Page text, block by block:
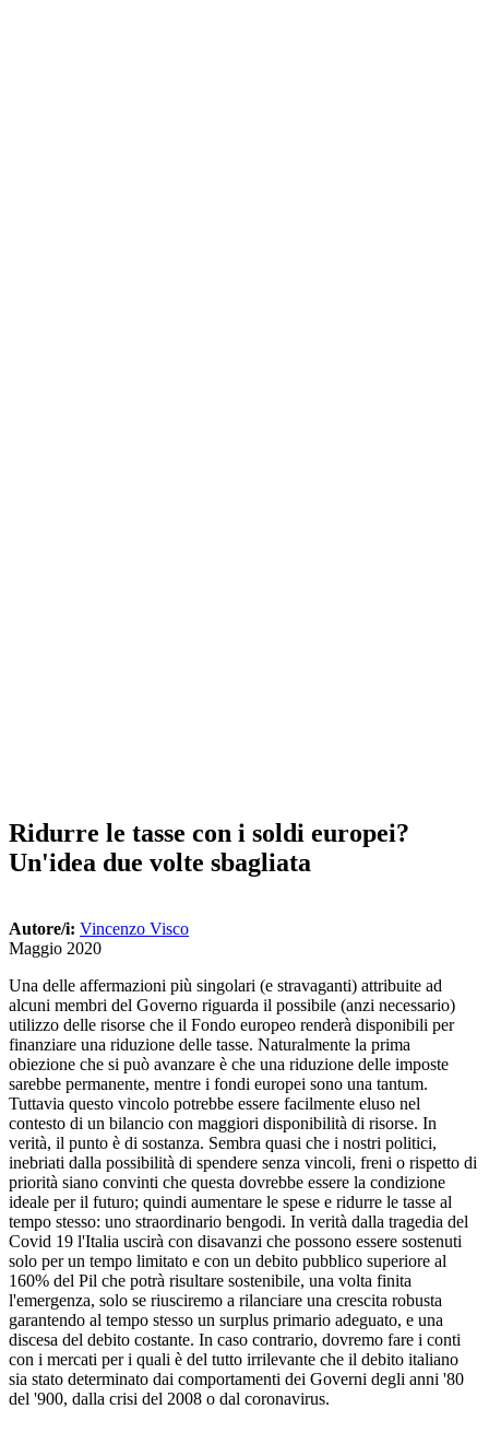
Ridurre le tasse con i soldi europei?
Un'idea due volte sbagliata
Autore/i: Vincenzo Visco
Maggio 2020
Una delle affermazioni più singolari (e stravaganti) attribuite ad
alcuni membri del Governo riguarda il possibile (anzi necessario)
utilizzo delle risorse che il Fondo europeo renderà disponibili per
finanziare una riduzione delle tasse. Naturalmente la prima
obiezione che si può avanzare è che una riduzione delle imposte
sarebbe permanente, mentre i fondi europei sono una tantum.
Tuttavia questo vincolo potrebbe essere facilmente eluso nel
contesto di un bilancio con maggiori disponibilità di risorse. In
verità, il punto è di sostanza. Sembra quasi che i nostri politici,
inebriati dalla possibilità di spendere senza vincoli, freni o rispetto di
priorità siano convinti che questa dovrebbe essere la condizione
ideale per il futuro; quindi aumentare le spese e ridurre le tasse al
tempo stesso: uno straordinario bengodi. In verità dalla tragedia del
Covid 19 l'Italia uscirà con disavanzi che possono essere sostenuti
solo per un tempo limitato e con un debito pubblico superiore al
160% del Pil che potrà risultare sostenibile, una volta finita
l'emergenza, solo se riusciremo a rilanciare una crescita robusta
garantendo al tempo stesso un surplus primario adeguato, e una
discesa del debito costante. In caso contrario, dovremo fare i conti
con i mercati per i quali è del tutto irrilevante che il debito italiano
sia stato determinato dai comportamenti dei Governi degli anni '80
del '900, dalla crisi del 2008 o dal coronavirus.